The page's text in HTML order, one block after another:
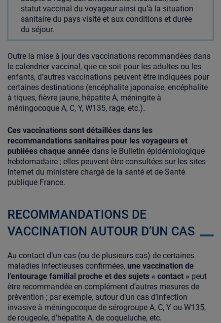
statut vaccinal du voyageur ainsi qu’à la situation
sanitaire du pays visité et aux conditions et durée
du séjour.
Outre la mise à jour des vaccinations recommandées dans
le calendrier vaccinal, que ce soit pour les adultes ou les
enfants, d’autres vaccinations peuvent être indiquées pour
certaines destinations (encéphalite japonaise, encéphalite
à tiques, fièvre jaune, hépatite A, méningite à
méningocoque A, C, Y, W135, rage, etc.).
Ces vaccinations sont détaillées dans les
recommandations sanitaires pour les voyageurs et
publiées chaque année dans le Bulletin épidémiologique
hebdomadaire ; elles peuvent être consultées sur les sites
Internet du ministère chargé de la santé et de Santé
publique France.
RECOMMANDATIONS DE
VACCINATION AUTOUR D’UN CAS
Au contact d’un cas (ou de plusieurs cas) de certaines
maladies infectieuses confirmées, une vaccination de
l’entourage familial proche et des sujets « contact » peut
être recommandée en complément d’autres mesures de
prévention ; par exemple, autour d’un cas d’infection
invasive à méningocoque de sérogroupe A, C, Y ou W135,
de rougeole, d’hépatite A, de coqueluche, etc.